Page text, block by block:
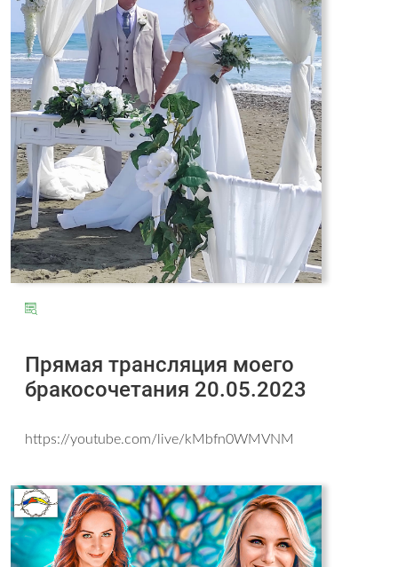
Прямая трансляция моего
бракосочетания 20.05.2023
https://youtube.com/live/kMbfn0WMVNM